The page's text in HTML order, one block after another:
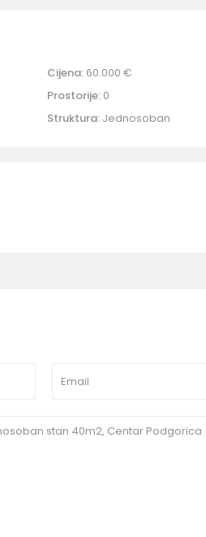
Cijena: 60.000 €
Prostorije:0
Struktura:Jednosoban